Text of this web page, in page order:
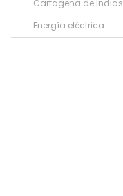
Cartagena de Indias
Energía eléctrica